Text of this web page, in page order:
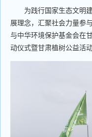
为践行国家生态文明建
展理念，汇聚社会力量参
与中华环境保护基金会在
动仪式暨甘肃植树公益活